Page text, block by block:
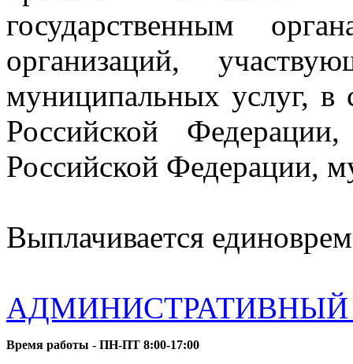
государственным
организаций,
муниципальных услуг, в
Российской
Российской Федерации,
Выплачивается
АДМИНИСТРАТИВНЫЙ
Время работы - ПН-ПТ 8:00-17:00